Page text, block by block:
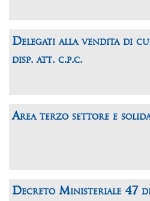
Delegati alla vendita di
disp. att. c.p.c.
Area terzo settore e
Decreto Ministeriale 47